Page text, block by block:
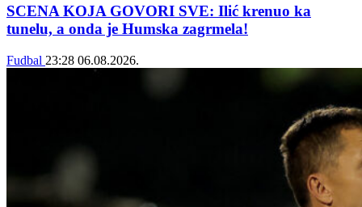
SCENA KOJA GOVORI SVE: Ilić krenuo ka
tunelu, a onda je Humska zagrmela!
Fudbal 23:28 06.08.2026.